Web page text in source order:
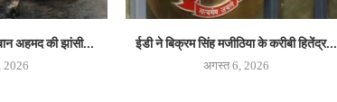
अहमद की झांसी...
2026
ईडी ने बिक्रम सिंह मजीठिया के करीबी हितेंद्र...
अगस्त 6, 2026